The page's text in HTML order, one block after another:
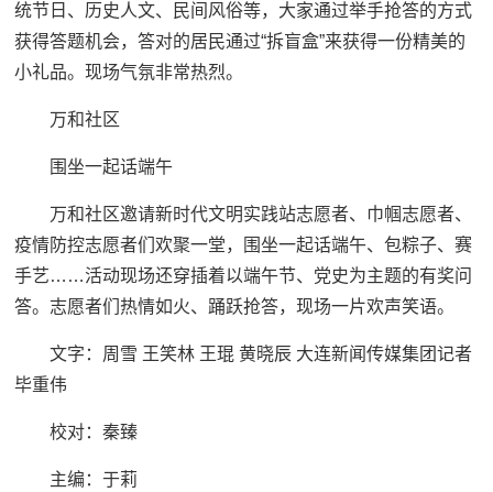
统节日、历史人文、民间风俗等，大家通过举手抢答的方式
获得答题机会，答对的居民通过“拆盲盒”来获得一份精美的
小礼品。现场气氛非常热烈。
万和社区
围坐一起话端午
万和社区邀请新时代文明实践站志愿者、巾帼志愿者、
疫情防控志愿者们欢聚一堂，围坐一起话端午、包粽子、赛
手艺……活动现场还穿插着以端午节、党史为主题的有奖问
答。志愿者们热情如火、踊跃抢答，现场一片欢声笑语。
文字：周雪 王笑林 王琨 黄晓辰 大连新闻传媒集团记者
毕重伟
校对：秦臻
主编：于莉